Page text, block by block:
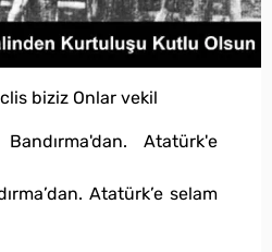
Atatürk’e selam